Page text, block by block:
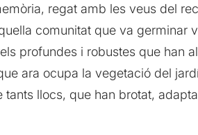
regat amb les veus del
comunitat que va germinar
profundes i robustes que han
ara ocupa la vegetació del
llocs, que han brotat,